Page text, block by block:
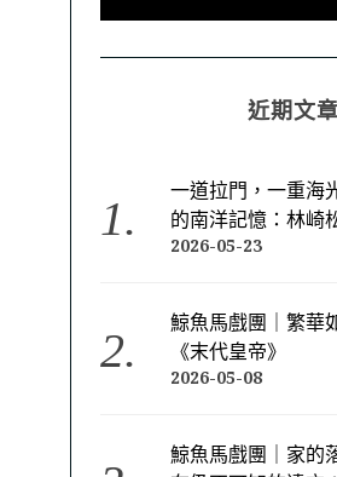
近期文章
一道拉門，一重海
的南洋記憶：林崎
2026-05-23
鯨魚馬戲團｜繁華
《末代皇帝》
2026-05-08
鯨魚馬戲團｜家的